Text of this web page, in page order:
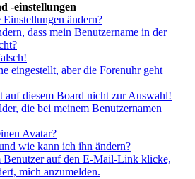
-einstellungen
ändern?
dass mein Benutzername in der
eingestellt, aber die Forenuhr geht
auf diesem Board nicht zur Auswahl!
die bei meinem Benutzernamen
Avatar?
wie kann ich ihn ändern?
Benutzer auf den E-Mail-Link klicke,
mich anzumelden.